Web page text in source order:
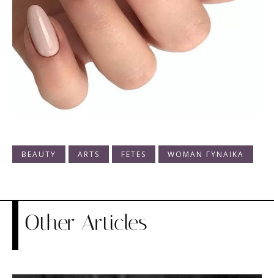
BEAUTY ARTS FETES WOMAN ΓΥΝΑΙΚΑ
Other Articles